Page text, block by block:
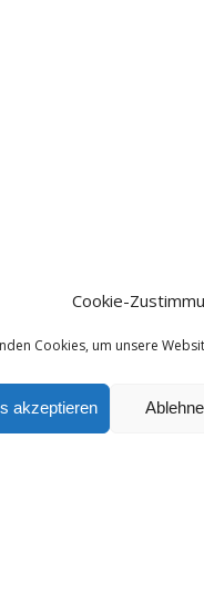
Cookie-
Cookies, um unsere
akzeptieren